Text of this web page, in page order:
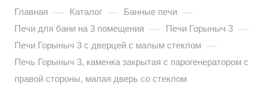
Главная — Каталог — Банные печи —
Печи для бани на 3 помещения — Печи Горыныч 3 —
Печи Горыныч 3 с дверцей с малым стеклом —
Печь Горыныч 3, каменка закрытая с парогенератором с
правой стороны, малая дверь со стеклом